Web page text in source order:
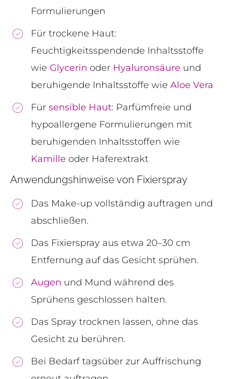
Formulierungen
Für trockene Haut:
Feuchtigkeitsspendende Inhaltsstoffe
wie Glycerin oder Hyaluronsäure und
beruhigende Inhaltsstoffe wie Aloe Vera
Für sensible Haut: Parfümfreie und
hypoallergene Formulierungen mit
beruhigenden Inhaltsstoffen wie
Kamille oder Haferextrakt
Anwendungshinweise von Fixierspray
Das Make-up vollständig auftragen und
abschließen.
Das Fixierspray aus etwa 20–30 cm
Entfernung auf das Gesicht sprühen.
Augen und Mund während des
Sprühens geschlossen halten.
Das Spray trocknen lassen, ohne das
Gesicht zu berühren.
Bei Bedarf tagsüber zur Auffrischung